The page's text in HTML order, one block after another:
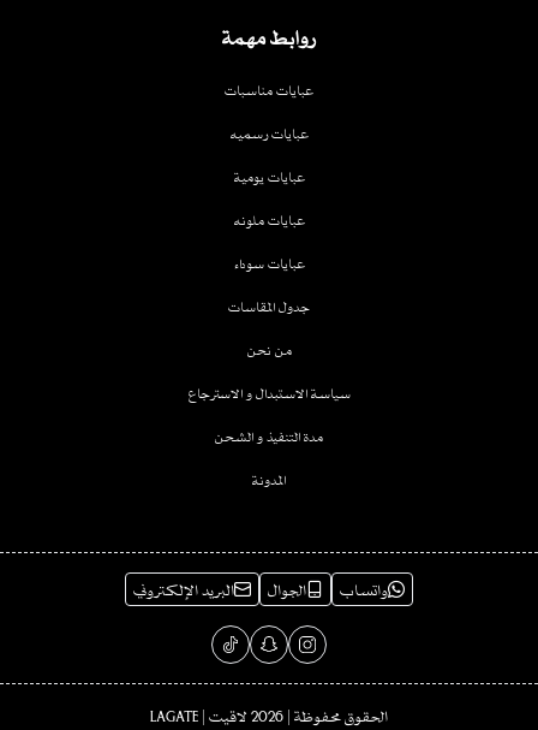
روابط مهمة
عبايات مناسبات
عبايات رسميه
عبايات يومية
عبايات ملونه
عبايات سوداء
جدول المقاسات
من نحن
سياسة الاستبدال و الاسترجاع
مدة التنفيذ و الشحن
المدونة
واتساب الجوال البريد الإلكتروني
الحقوق محفوظة | 2026 لاقيت | LAGATE